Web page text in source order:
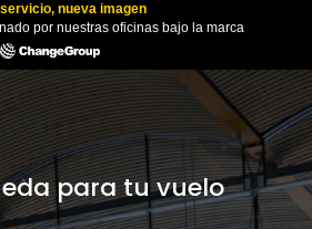
nueva imagen
por nuestras oficinas bajo la marca
para tu vuelo